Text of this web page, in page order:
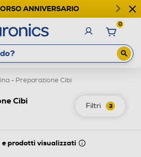
ANNIVERSARIO
0
- Preparazione Cibi
Filtri 3
Cibi
e prodotti visualizzati